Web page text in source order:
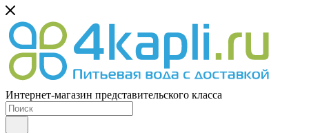
Интернет-магазин представительского класса